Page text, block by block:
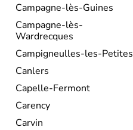
Campagne-lès-Guines
Campagne-lès-
Wardrecques
Campigneulles-les-Petites
Canlers
Capelle-Fermont
Carency
Carvin